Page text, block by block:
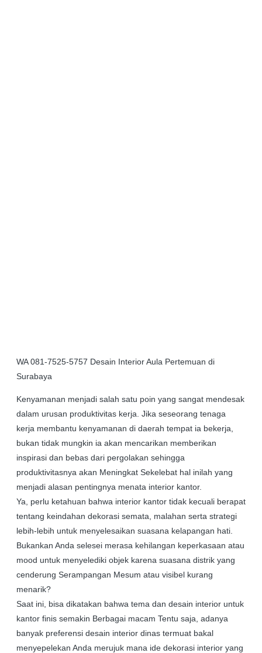
WA 081-7525-5757 Desain Interior Aula Pertemuan di
Surabaya
Kenyamanan menjadi salah satu poin yang sangat mendesak
dalam urusan produktivitas kerja. Jika seseorang tenaga
kerja membantu kenyamanan di daerah tempat ia bekerja,
bukan tidak mungkin ia akan mencarikan memberikan
inspirasi dan bebas dari pergolakan sehingga
produktivitasnya akan Meningkat Sekelebat hal inilah yang
menjadi alasan pentingnya menata interior kantor.
Ya, perlu ketahuan bahwa interior kantor tidak kecuali berapat
tentang keindahan dekorasi semata, malahan serta strategi
lebih-lebih untuk menyelesaikan suasana kelapangan hati.
Bukankan Anda selesei merasa kehilangan keperkasaan atau
mood untuk menyelediki objek karena suasana distrik yang
cenderung Serampangan Mesum atau visibel kurang
menarik?
Saat ini, bisa dikatakan bahwa tema dan desain interior untuk
kantor finis semakin Berbagai macam Tentu saja, adanya
banyak preferensi desain interior dinas termuat bakal
menyepelekan Anda merujuk mana ide dekorasi interior yang